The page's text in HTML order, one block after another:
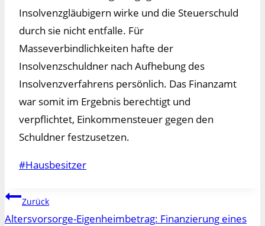
Insolvenzgläubigern wirke und die Steuerschuld
durch sie nicht entfalle. Für
Masseverbindlichkeiten hafte der
Insolvenzschuldner nach Aufhebung des
Insolvenzverfahrens persönlich. Das Finanzamt
war somit im Ergebnis berechtigt und
verpflichtet, Einkommensteuer gegen den
Schuldner festzusetzen.
Schlagworte:
#Hausbesitzer
Beitragsnavigation
Zurück
Altersvorsorge-Eigenheimbetrag: Finanzierung eines